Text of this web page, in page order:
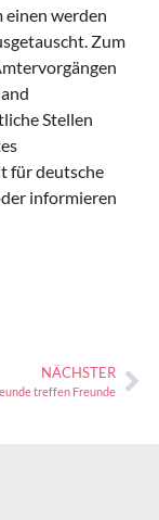
einen werden
Zum
Stellen
für deutsche
informieren
NÄCHSTER
treffen Freunde